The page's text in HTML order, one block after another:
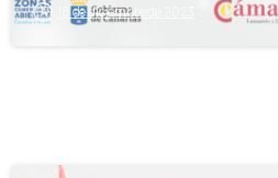
18 de diciembre de 2023